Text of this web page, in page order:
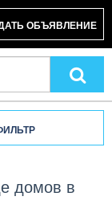
ОБЪЯВЛЕНИЕ
домов в